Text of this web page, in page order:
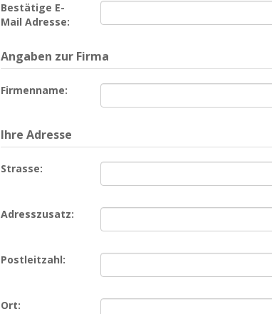
Bestätige E-
Mail Adresse:
Angaben zur Firma
Firmenname:
Ihre Adresse
Strasse:
Adresszusatz:
Postleitzahl:
Ort: